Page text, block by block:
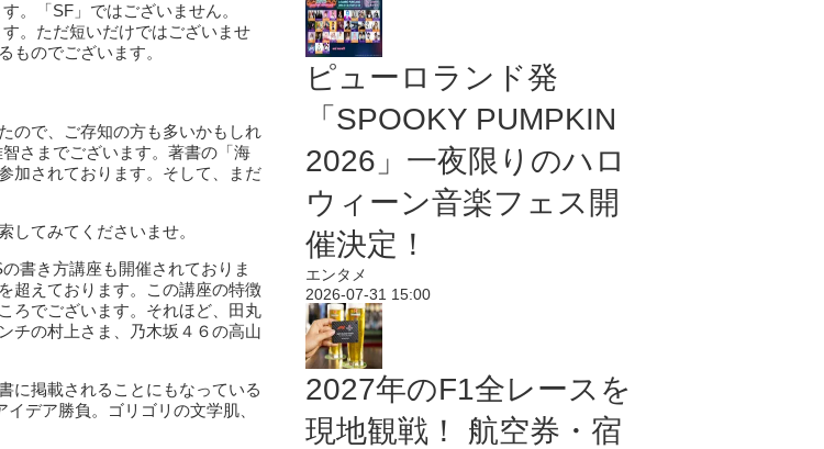
。「SF」ではございません。
。ただ短いだけではございませ
のでございます。
ので、ご存知の方も多いかもしれ
さまでございます。著書の「海
加されております。そして、まだ
してみてくださいませ。
書き方講座も開催されておりま
超えております。この講座の特徴
ろでございます。それほど、田丸
チの村上さま、乃木坂４６の高山
に掲載されることにもなっている
デア勝負。ゴリゴリの文学肌、
ピューロランド発
「SPOOKY PUMPKIN
2026」一夜限りのハロ
ウィーン音楽フェス開
催決定！
エンタメ
2026-07-31 15:00
2027年のF1全レースを
現地観戦！ 航空券・宿